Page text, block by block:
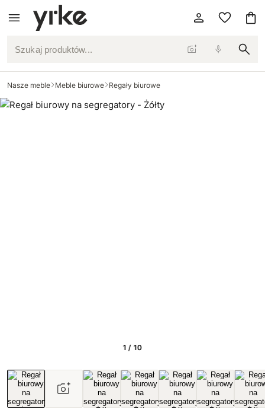
Szukaj produktów...
Nasze meble Meble biurowe Regały biurowe
1 / 10